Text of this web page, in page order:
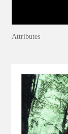
Attributes